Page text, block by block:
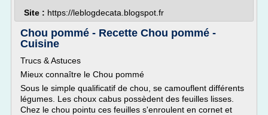
Site : https://leblogdecata.blogspot.fr
Chou pommé - Recette Chou pommé -
Cuisine
Trucs & Astuces
Mieux connaître le Chou pommé
Sous le simple qualificatif de chou, se camouflent différents
légumes. Les choux cabus possèdent des feuilles lisses.
Chez le chou pointu ces feuilles s'enroulent en cornet et